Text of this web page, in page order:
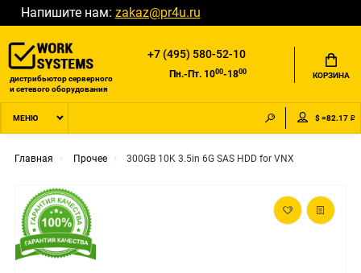
Напишите нам: zakaz@pr4u.ru
дистрибьютор серверного
и сетевого оборудования
+7 (495) 580-52-10
Пн.-Пт. 1000-1800 КОРЗИНА
МЕНЮ $ =82.17 ₽
Главная Прочее 300GB 10K 3.5in 6G SAS HDD for VNX